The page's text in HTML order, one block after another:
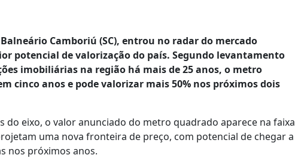
Camboriú (SC), entrou no radar do mercado
potencial de valorização do país. Segundo levantamento
imobiliárias na região há mais de 25 anos, o metro
cinco anos e pode valorizar mais 50% nos próximos dois
do eixo, o valor anunciado do metro quadrado aparece na faixa
uma nova fronteira de preço, com potencial de chegar a
nos próximos anos.